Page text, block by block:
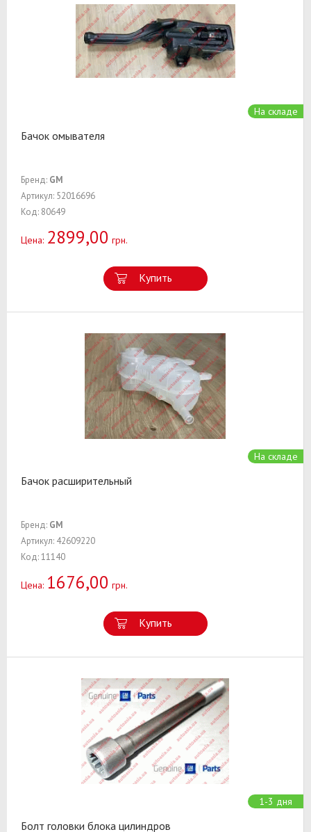
На складе
Бачок омывателя
Бренд: GM
Артикул: 52016696
Код: 80649
Цена: 2899,00 грн.
Купить
На складе
Бачок расширительный
Бренд: GM
Артикул: 42609220
Код: 11140
Цена: 1676,00 грн.
Купить
1-3 дня
Болт головки блока цилиндров